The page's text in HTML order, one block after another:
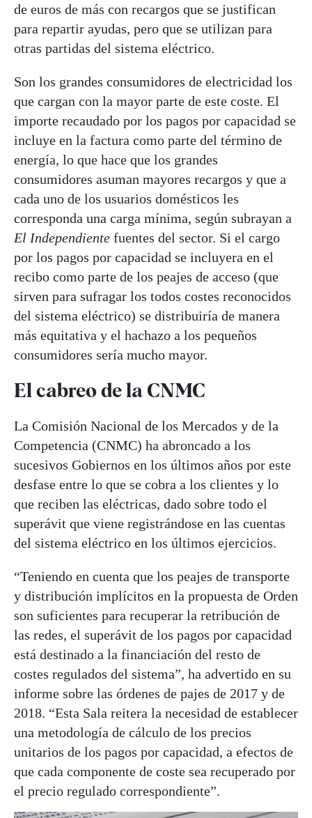
de euros de más con recargos que se justifican
para repartir ayudas, pero que se utilizan para
otras partidas del sistema eléctrico.
Son los grandes consumidores de electricidad los
que cargan con la mayor parte de este coste. El
importe recaudado por los pagos por capacidad se
incluye en la factura como parte del término de
energía, lo que hace que los grandes
consumidores asuman mayores recargos y que a
cada uno de los usuarios domésticos les
corresponda una carga mínima, según subrayan a
El Independiente fuentes del sector. Si el cargo
por los pagos por capacidad se incluyera en el
recibo como parte de los peajes de acceso (que
sirven para sufragar los todos costes reconocidos
del sistema eléctrico) se distribuiría de manera
más equitativa y el hachazo a los pequeños
consumidores sería mucho mayor.
El cabreo de la CNMC
La Comisión Nacional de los Mercados y de la
Competencia (CNMC) ha abroncado a los
sucesivos Gobiernos en los últimos años por este
desfase entre lo que se cobra a los clientes y lo
que reciben las eléctricas, dado sobre todo el
superávit que viene registrándose en las cuentas
del sistema eléctrico en los últimos ejercicios.
“Teniendo en cuenta que los peajes de transporte
y distribución implícitos en la propuesta de Orden
son suficientes para recuperar la retribución de
las redes, el superávit de los pagos por capacidad
está destinado a la financiación del resto de
costes regulados del sistema”, ha advertido en su
informe sobre las órdenes de pajes de 2017 y de
2018. “Esta Sala reitera la necesidad de establecer
una metodología de cálculo de los precios
unitarios de los pagos por capacidad, a efectos de
que cada componente de coste sea recuperado por
el precio regulado correspondiente”.